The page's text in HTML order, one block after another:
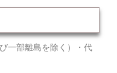
一部離島を除く）・代